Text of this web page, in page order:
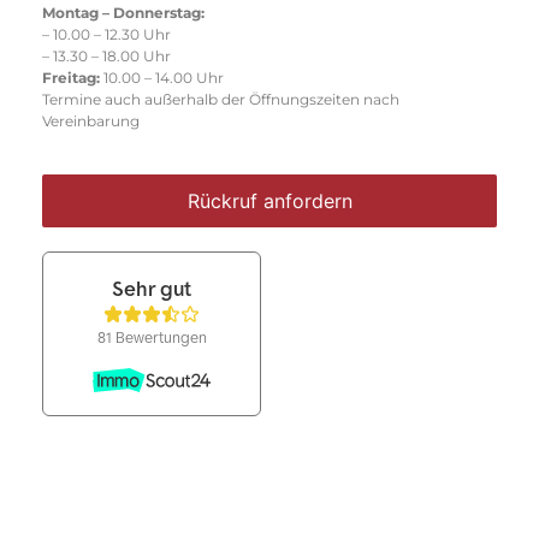
Montag – Donnerstag:
– 10.00 – 12.30 Uhr
– 13.30 – 18.00 Uhr
Freitag: 10.00 – 14.00 Uhr
Termine auch außerhalb der Öffnungszeiten nach
Vereinbarung
Rückruf anfordern